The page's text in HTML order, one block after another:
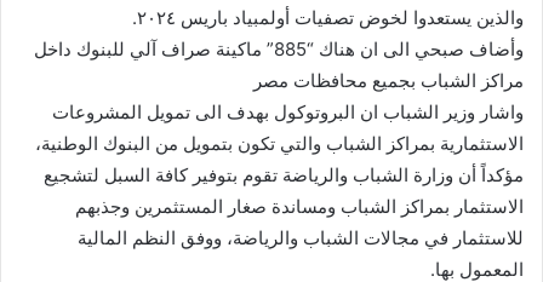
والذين يستعدوا لخوض تصفيات أولمبياد باريس ٢٠٢٤.
وأضاف صبحي الى ان هناك “885” ماكينة صراف آلي للبنوك داخل
مراكز الشباب بجميع محافظات مصر
واشار وزير الشباب ان البروتوكول بهدف الى تمويل المشروعات
الاستثمارية بمراكز الشباب والتي تكون بتمويل من البنوك الوطنية،
مؤكداً أن وزارة الشباب والرياضة تقوم بتوفير كافة السبل لتشجيع
الاستثمار بمراكز الشباب ومساندة صغار المستثمرين وجذبهم
للاستثمار في مجالات الشباب والرياضة، ووفق النظم المالية
المعمول بها.